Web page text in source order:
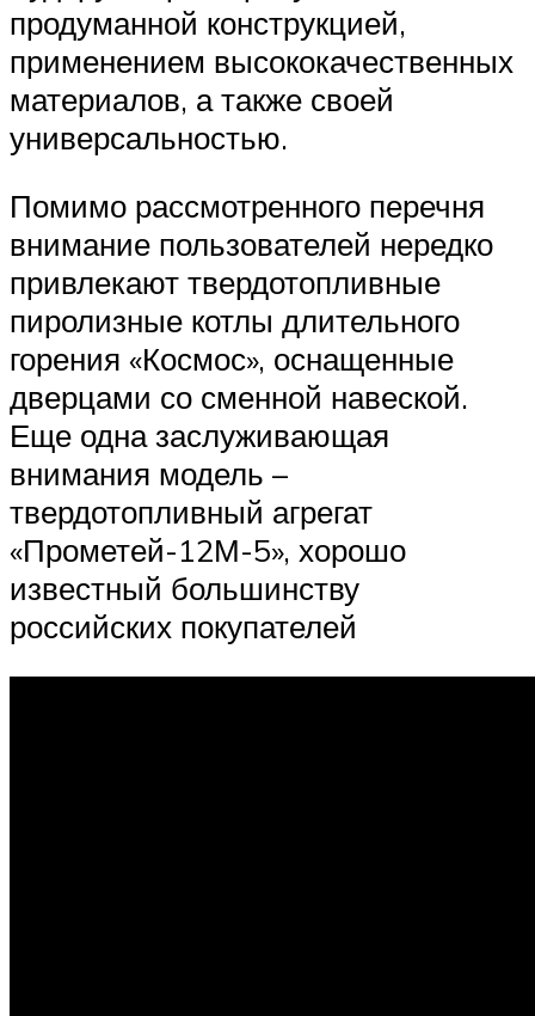
продуманной конструкцией,
применением высококачественных
материалов, а также своей
универсальностью.
Помимо рассмотренного перечня
внимание пользователей нередко
привлекают твердотопливные
пиролизные котлы длительного
горения «Космос», оснащенные
дверцами со сменной навеской.
Еще одна заслуживающая
внимания модель –
твердотопливный агрегат
«Прометей-12М-5», хорошо
известный большинству
российских покупателей